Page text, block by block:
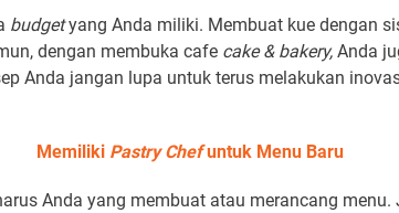
budgetyang Anda miliki. Membuat kue dengan
dengan membuka cafe cake & bakery, Anda
Anda jangan lupa untuk terus melakukan
Memiliki Pastry Chefuntuk Menu Baru
Anda yang membuat atau merancang